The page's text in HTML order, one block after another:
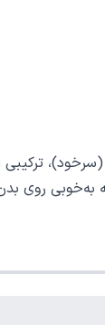
به‌خوبی
نهایی